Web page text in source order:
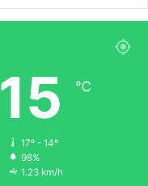
15 ℃
17º - 14º
98%
1.23 km/h